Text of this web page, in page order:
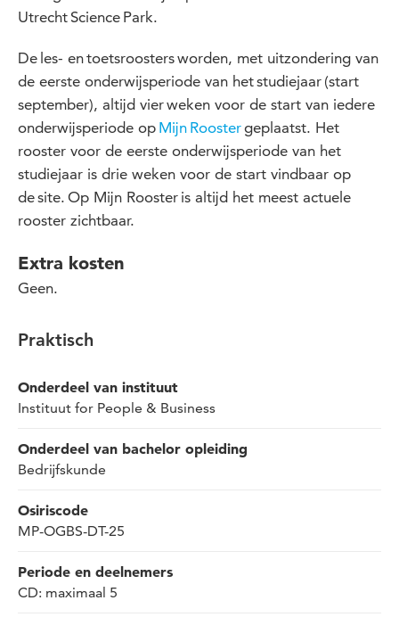
Utrecht Science Park.
De les- en toetsroosters worden, met uitzondering van
de eerste onderwijsperiode van het studiejaar (start
september), altijd vier weken voor de start van iedere
onderwijsperiode op Mijn Roostergeplaatst. Het
rooster voor de eerste onderwijsperiode van het
studiejaar is drie weken voor de start vindbaar op
de site. Op Mijn Rooster is altijd het meest actuele
rooster zichtbaar.
Extra kosten
Geen.
Praktisch
Onderdeel van instituut
Instituut for People & Business
Onderdeel van bachelor opleiding
Bedrijfskunde
Osiriscode
MP-OGBS-DT-25
Periode en deelnemers
CD: maximaal 5